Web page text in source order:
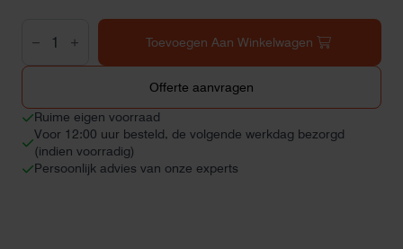
(golf)staaldak
grijze
afwerking
(5
Toevoegen Aan Winkelwagen
Offerte aanvragen
Ruime eigen voorraad
Voor 12:00 uur besteld, de volgende werkdag bezorgd
(indien voorradig)
Persoonlijk advies van onze experts